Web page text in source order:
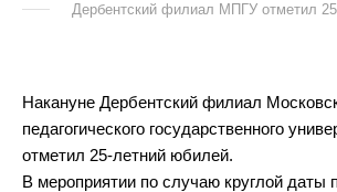
Дербентский филиал МПГУ отметил
Накануне Дербентский филиал
педагогического государственного
отметил 25-летний юбилей.
В мероприятии по случаю круглой даты